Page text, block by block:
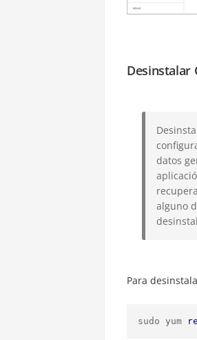
Desinstalar
datos
alguno
Para
sudo yum